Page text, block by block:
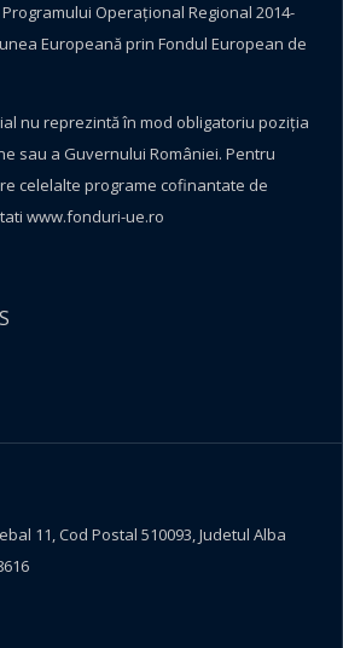
Operațional Regional 2014-
Europeană prin Fondul European de
nu reprezintă în mod obligatoriu poziţia
sau a Guvernului României. Pentru
celelalte programe cofinantate de
www.fonduri-ue.ro
11, Cod Postal 510093, Judetul Alba